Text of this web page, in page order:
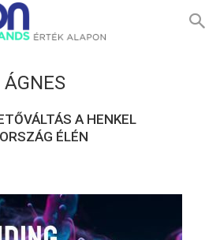
A HENKEL
ÉLÉN